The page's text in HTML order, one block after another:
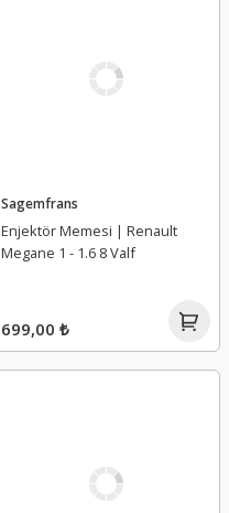
Sagemfrans
Enjektör Memesi | Renault
Megane 1 - 1.6 8 Valf
699,00 ₺